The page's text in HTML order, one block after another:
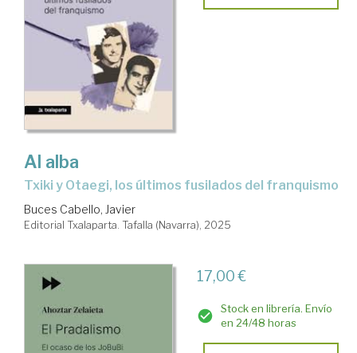
Al alba
Txiki y Otaegi, los últimos fusilados del franquismo
Buces Cabello, Javier
Editorial Txalaparta. Tafalla (Navarra), 2025
17,00 €
Stock en librería. Envío
en 24/48 horas